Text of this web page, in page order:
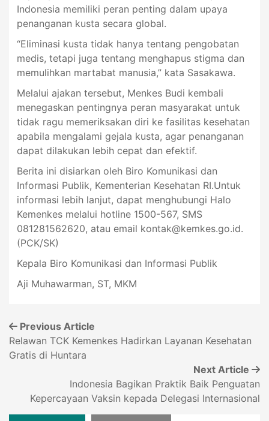
Indonesia memiliki peran penting dalam upaya
penanganan kusta secara global.
“Eliminasi kusta tidak hanya tentang pengobatan
medis, tetapi juga tentang menghapus stigma dan
memulihkan martabat manusia,” kata Sasakawa.
Melalui ajakan tersebut, Menkes Budi kembali
menegaskan pentingnya peran masyarakat untuk
tidak ragu memeriksakan diri ke fasilitas kesehatan
apabila mengalami gejala kusta, agar penanganan
dapat dilakukan lebih cepat dan efektif.
Berita ini disiarkan oleh Biro Komunikasi dan
Informasi Publik, Kementerian Kesehatan RI.Untuk
informasi lebih lanjut, dapat menghubungi Halo
Kemenkes melalui hotline 1500-567, SMS
081281562620, atau email kontak@kemkes.go.id.
(PCK/SK)
Kepala Biro Komunikasi dan Informasi Publik
Aji Muhawarman, ST, MKM
Previous Article
Relawan TCK Kemenkes Hadirkan Layanan Kesehatan
Gratis di Huntara
Next Article
Indonesia Bagikan Praktik Baik Penguatan
Kepercayaan Vaksin kepada Delegasi Internasional